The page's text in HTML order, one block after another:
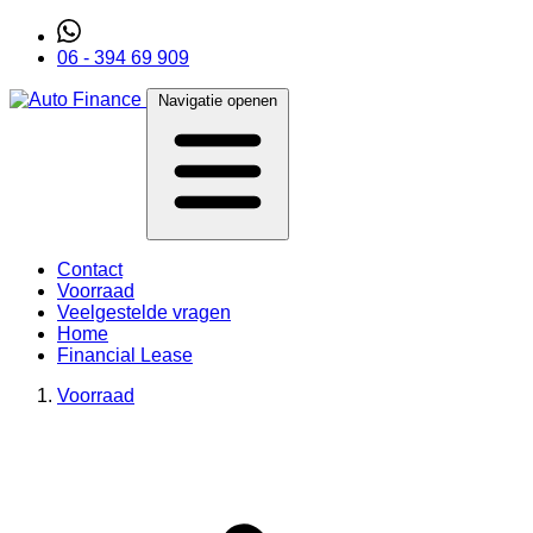
06 - 394 69 909
Navigatie openen
Contact
Voorraad
Veelgestelde vragen
Home
Financial Lease
Voorraad